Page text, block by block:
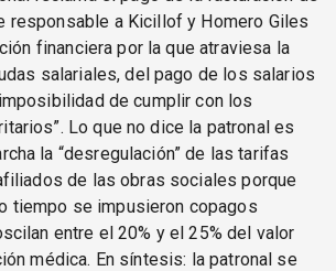
responsable a Kicillof y Homero Giles
financiera por la que atraviesa la
salariales, del pago de los salarios
de cumplir con los
Lo que no dice la patronal es
la “desregulación” de las tarifas
de las obras sociales porque
tiempo se impusieron copagos
entre el 20% y el 25% del valor
médica. En síntesis: la patronal se